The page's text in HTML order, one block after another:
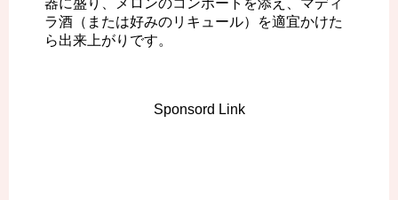
器に盛り、メロンのコンポートを添え、マディ
ラ酒（または好みのリキュール）を適宜かけた
ら出来上がりです。
Sponsord Link